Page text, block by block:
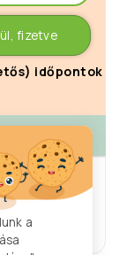
fizetve
időpontok
>
08/25
a